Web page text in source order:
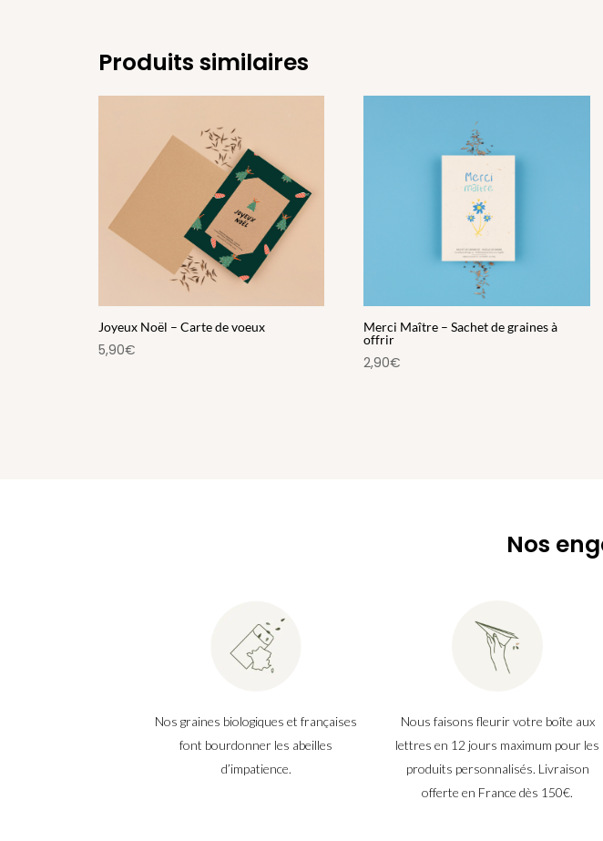
Produits similaires
Joyeux Noël – Carte de voeux
5,90€
Merci Maître – Sachet de graines à
offrir
2,90€
Nos
Nos graines biologiques et françaises
font bourdonner les abeilles
d’impatience.
Nous faisons fleurir votre boîte aux
lettres en 12 jours maximum pour les
produits personnalisés. Livraison
offerte en France dès 150€.